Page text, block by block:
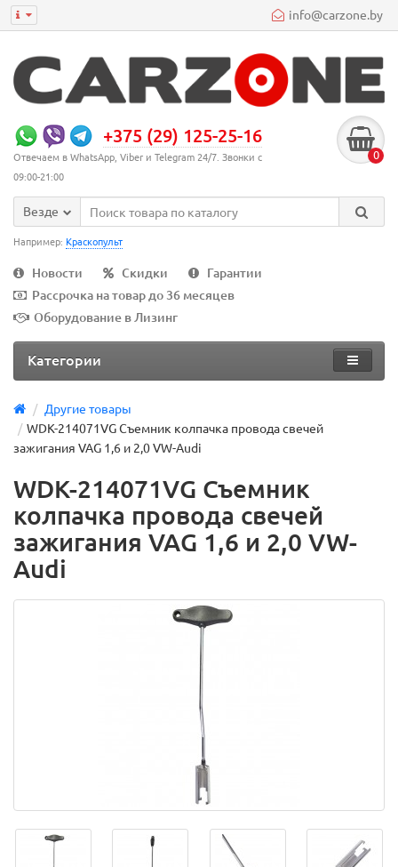
info@carzone.by
+375 (29) 125-25-16
Отвечаем в WhatsApp, Viber и Telegram 24/7. Звонки с
09:00-21:00
0
Везде
Например: Краскопульт
Новости Скидки
Гарантии
Рассрочка на товар до 36 месяцев
Оборудование в Лизинг
Категории
Другие товары
WDK-214071VG Съемник колпачка провода свечей
зажигания VAG 1,6 и 2,0 VW-Audi
WDK-214071VG Съемник
колпачка провода свечей
зажигания VAG 1,6 и 2,0 VW-
Audi